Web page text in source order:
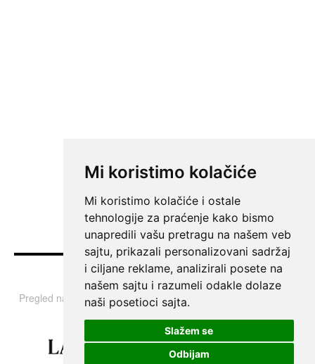
Mi koristimo kolačiće
Mi koristimo kolačiće i ostale
tehnologije za praćenje kako bismo
unapredili vašu pretragu na našem veb
sajtu, prikazali personalizovani sadržaj
i ciljane reklame, analizirali posete na
našem sajtu i razumeli odakle dolaze
naši posetioci sajta.
Slažem se
Odbijam
Vesti
Pregled najvažnijih informacija i tema iz Srbije, regiona i sveta.